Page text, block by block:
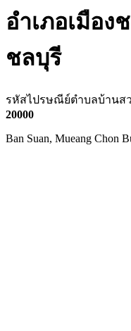
อำเภอเมือ
ชลบุรี
รหัสไปรษณีย์ตำบลบ้านส
20000
Ban Suan, Mueang Chon